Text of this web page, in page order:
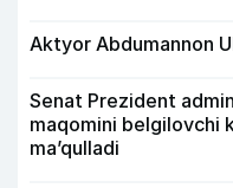
Aktyor Abdu­mannon
Senat Prezident
maqomini belgilovchi
ma’qulladi